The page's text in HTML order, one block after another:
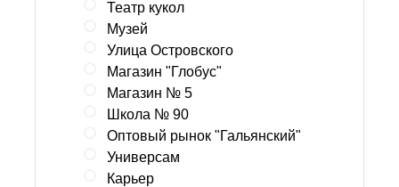
Театр кукол
Музей
Улица Островского
Магазин "Глобус"
Магазин № 5
Школа № 90
Оптовый рынок "Гальянский"
Универсам
Карьер